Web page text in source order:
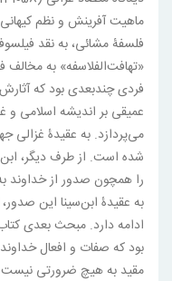
ماهیت آفرینش و نظم
فلسفۀ مشائی، به نقد
«تهافت‌الفلاسفه» به
فردی چندبعدی بود که
عمیقی بر اندیشه اسلامی
می‌پردازد. به عقیدۀ غزالی
شده است. از طرف دیگر،
را همچون صدور از خداوند
به عقیدۀ ابن‌سینا این
ادامه دارد. مبحث بعدی
بود که صفات و افعال
مقید به هیچ ضرورتی نیست.